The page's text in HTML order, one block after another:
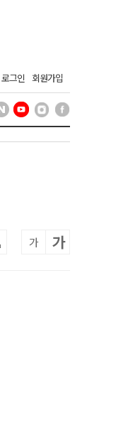
로그인 회원가입
가 가